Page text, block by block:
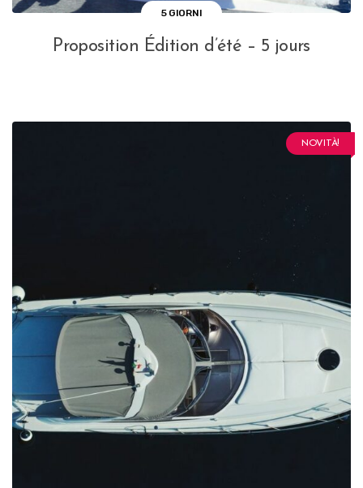
5 GIORNI
Proposition Édition d’été – 5 jours
NOVITÀ!